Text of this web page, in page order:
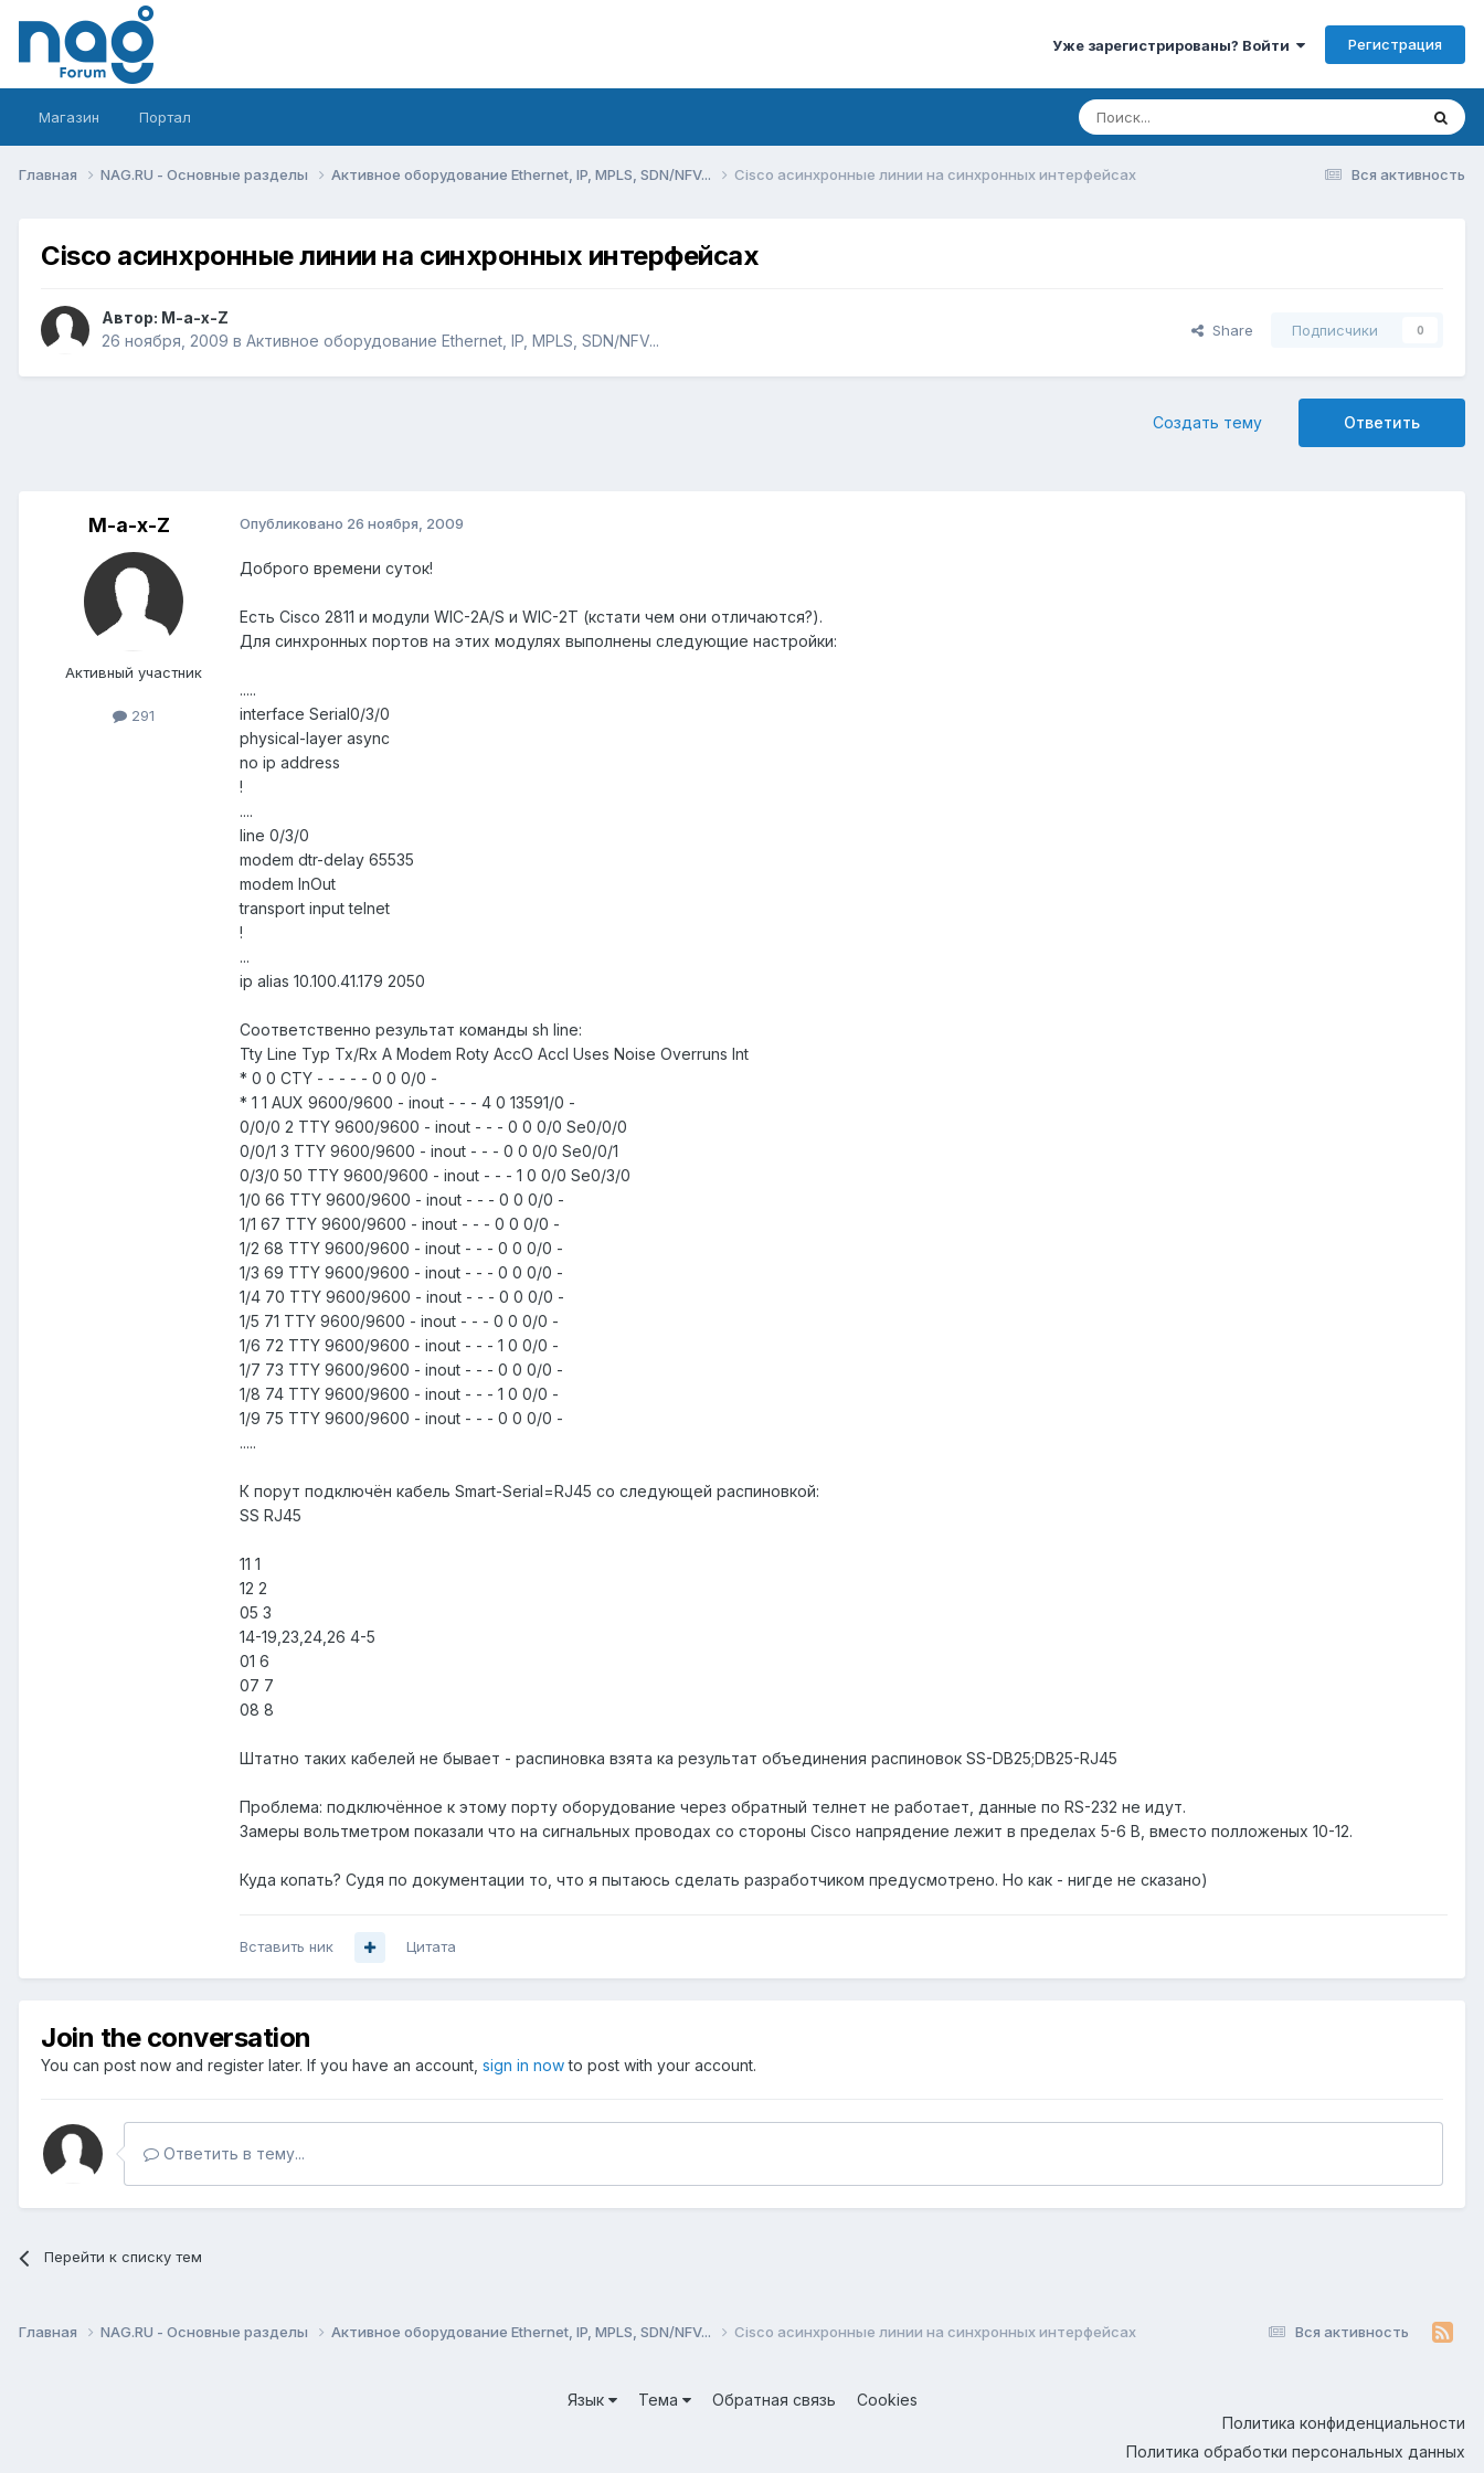
Уже зарегистрированы? Войти Регистрация
Магазин Портал
Вся активность
Главная NAG.RU - Основные разделы Активное оборудование Ethernet, IP, MPLS, SDN/NFV... Cisco асинхронные линии на синхронных интерфейсах
Cisco асинхронные линии на синхронных интерфейсах
Автор: M-a-x-Z
26 ноября, 2009 в Активное оборудование Ethernet, IP, MPLS, SDN/NFV...
Share Подписчики 0
Ответить
Создать тему
M-a-x-Z
Активный участник
291
Опубликовано 26 ноября, 2009
Доброго времени суток!
Есть Cisco 2811 и модули WIC-2A/S и WIC-2T (кстати чем они отличаются?).
Для синхронных портов на этих модулях выполнены следующие настройки:
.....
interface Serial0/3/0
physical-layer async
no ip address
!
....
line 0/3/0
modem dtr-delay 65535
modem InOut
transport input telnet
!
...
ip alias 10.100.41.179 2050
Соответственно результат команды sh line:
Tty Line Typ Tx/Rx A Modem Roty AccO AccI Uses Noise Overruns Int
* 0 0 CTY - - - - - 0 0 0/0 -
* 1 1 AUX 9600/9600 - inout - - - 4 0 13591/0 -
0/0/0 2 TTY 9600/9600 - inout - - - 0 0 0/0 Se0/0/0
0/0/1 3 TTY 9600/9600 - inout - - - 0 0 0/0 Se0/0/1
0/3/0 50 TTY 9600/9600 - inout - - - 1 0 0/0 Se0/3/0
1/0 66 TTY 9600/9600 - inout - - - 0 0 0/0 -
1/1 67 TTY 9600/9600 - inout - - - 0 0 0/0 -
1/2 68 TTY 9600/9600 - inout - - - 0 0 0/0 -
1/3 69 TTY 9600/9600 - inout - - - 0 0 0/0 -
1/4 70 TTY 9600/9600 - inout - - - 0 0 0/0 -
1/5 71 TTY 9600/9600 - inout - - - 0 0 0/0 -
1/6 72 TTY 9600/9600 - inout - - - 1 0 0/0 -
1/7 73 TTY 9600/9600 - inout - - - 0 0 0/0 -
1/8 74 TTY 9600/9600 - inout - - - 1 0 0/0 -
1/9 75 TTY 9600/9600 - inout - - - 0 0 0/0 -
.....
К порут подключён кабель Smart-Serial=RJ45 со следующей распиновкой:
SS RJ45
11 1
12 2
05 3
14-19,23,24,26 4-5
01 6
07 7
08 8
Штатно таких кабелей не бывает - распиновка взята ка результат объединения распиновок SS-DB25;DB25-RJ45
Проблема: подключённое к этому порту оборудование через обратный телнет не работает, данные по RS-232 не идут.
Замеры вольтметром показали что на сигнальных проводах со стороны Cisco напрядение лежит в пределах 5-6 В, вместо полложеных 10-12.
Куда копать? Судя по документации то, что я пытаюсь сделать разработчиком предусмотрено. Но как - нигде не сказано)
Вставить ник Цитата
Join the conversation
You can post now and register later. If you have an account, sign in nowto post with your account.
Ответить в тему...
Перейти к списку тем
Вся активность
Главная NAG.RU - Основные разделы Активное оборудование Ethernet, IP, MPLS, SDN/NFV... Cisco асинхронные линии на синхронных интерфейсах
Язык Тема Обратная связь
Cookies
Политика конфиденциальности
Политика обработки персональных данных